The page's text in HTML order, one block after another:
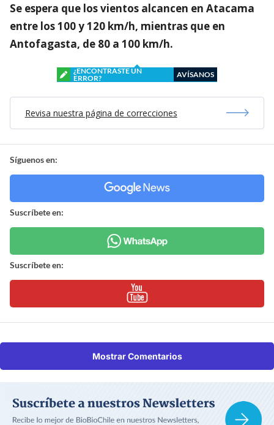
Se espera que los vientos alcancen en Atacama
entre los 100 y 120 km/h, mientras que en
Antofagasta, de 80 a 100 km/h.
¿ENCONTRASTE UN
ERROR?
AVÍSANOS
Revisa nuestra página de correcciones
Síguenos en:
Suscríbete en:
Suscríbete en:
Mostrar Comentarios